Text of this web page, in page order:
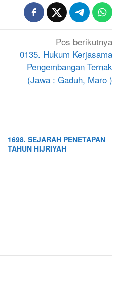
Pos berikutnya
0135. Hukum Kerjasama
Pengembangan Ternak
(Jawa : Gaduh, Maro )
1698. SEJARAH PENETAPAN
TAHUN HIJRIYAH